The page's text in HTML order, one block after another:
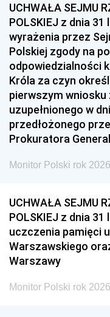
UCHWAŁA SEJMU
POLSKIEJ z dnia
wyrażenia przez
Polskiej zgody na
odpowiedzialności
Króla za czyn
pierwszym wniosku
uzupełnionego w
przedłożonego
Prokuratora
Monitor Polski rok
UCHWAŁA SEJMU
POLSKIEJ z dnia
uczczenia pamięci
Warszawskiego
Warszawy
Monitor Polski rok